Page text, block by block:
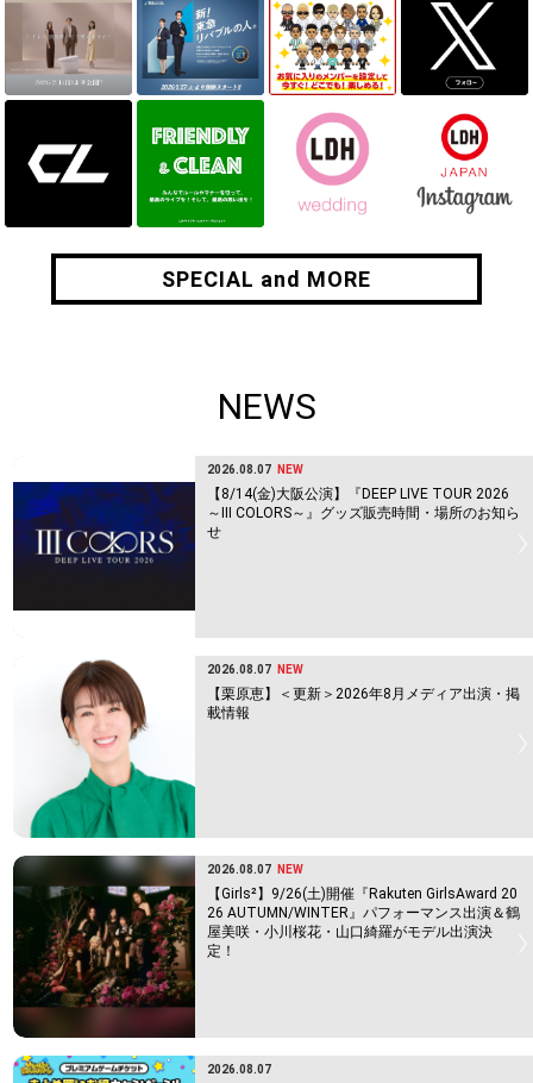
SPECIAL and MORE
SPECIAL and MORE
NEWS
2026.08.07 NEW
【8/14(金)大阪公演】『DEEP LIVE TOUR 2026
～Ⅲ COLORS～』グッズ販売時間・場所のお知ら
せ
2026.08.07 NEW
【栗原恵】＜更新＞2026年8月メディア出演・掲
載情報
2026.08.07 NEW
【Girls²】9/26(土)開催『Rakuten GirlsAward 20
26 AUTUMN/WINTER』パフォーマンス出演＆鶴
屋美咲・小川桜花・山口綺羅がモデル出演決
定！
2026.08.07